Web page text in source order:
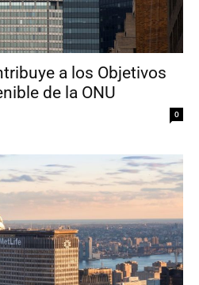
a los Objetivos
de la ONU
0